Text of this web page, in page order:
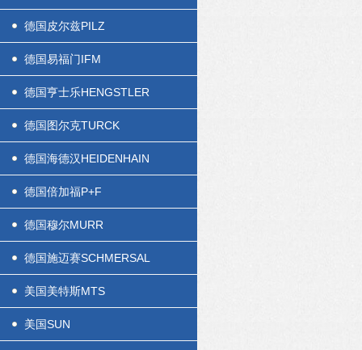
德国皮尔兹PILZ
德国易福门IFM
德国亨士乐HENGSTLER
德国图尔克TURCK
德国海德汉HEIDENHAIN
德国倍加福P+F
德国穆尔MURR
德国施迈赛SCHMERSAL
美国美特斯MTS
美国SUN